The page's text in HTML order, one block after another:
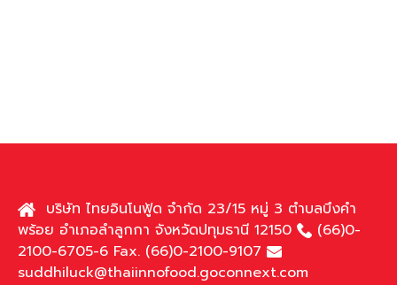
บริษัท ไทยอินโนฟู้ด จำกัด 23/15 หมู่ 3 ตำบลบึงคำ
พร้อย อำเภอลำลูกกา จังหวัดปทุมธานี 12150
(66)0-
2100-6705-6 Fax. (66)0-2100-9107
suddhiluck@thaiinnofood.goconnext.com